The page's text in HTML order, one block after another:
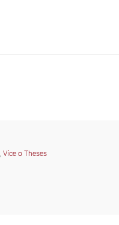
, Více o Theses